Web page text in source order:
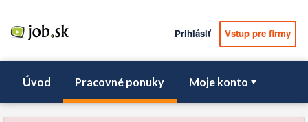
Prihlásiť Vstup pre firmy
Úvod Pracovné ponuky Moje konto